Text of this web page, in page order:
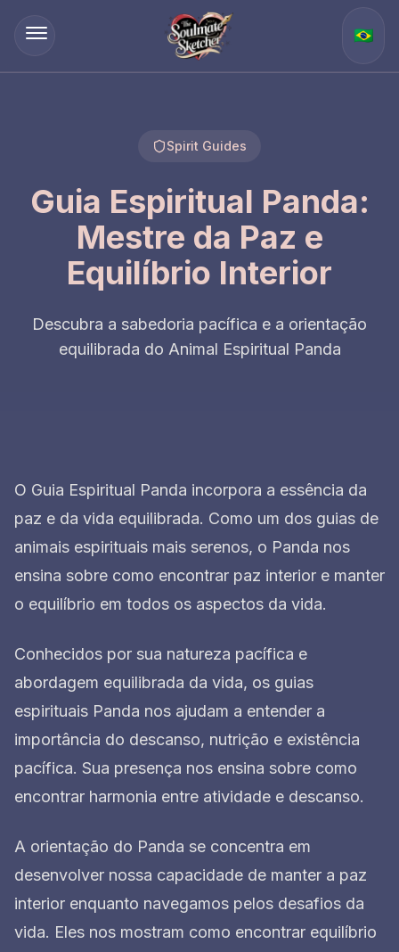
🇧🇷
Spirit Guides
Guia Espiritual Panda:
Mestre da Paz e
Equilíbrio Interior
Descubra a sabedoria pacífica e a orientação
equilibrada do Animal Espiritual Panda
O Guia Espiritual Panda incorpora a essência da
paz e da vida equilibrada. Como um dos guias de
animais espirituais mais serenos, o Panda nos
ensina sobre como encontrar paz interior e manter
o equilíbrio em todos os aspectos da vida.
Conhecidos por sua natureza pacífica e
abordagem equilibrada da vida, os guias
espirituais Panda nos ajudam a entender a
importância do descanso, nutrição e existência
pacífica. Sua presença nos ensina sobre como
encontrar harmonia entre atividade e descanso.
A orientação do Panda se concentra em
desenvolver nossa capacidade de manter a paz
interior enquanto navegamos pelos desafios da
vida. Eles nos mostram como encontrar equilíbrio